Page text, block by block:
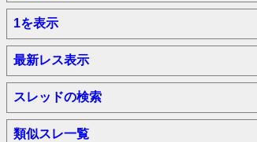
1を表示
最新レス表示
スレッドの検索
類似スレ一覧